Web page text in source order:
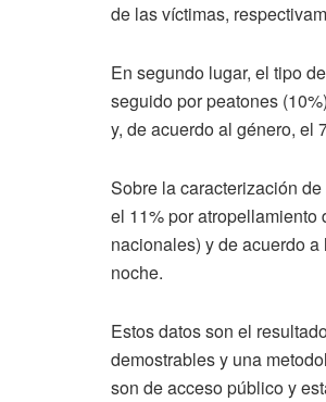
de las víctimas,
En segundo lugar, el tipo
seguido por peatones
y, de acuerdo al género, el
Sobre la caracterización
el 11% por atropellamiento
nacionales) y de acuerdo
noche.
Estos datos son el
demostrables y una
son de acceso público y